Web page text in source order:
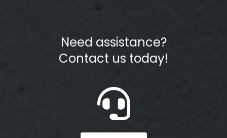
Need assistance?
Contact us today!